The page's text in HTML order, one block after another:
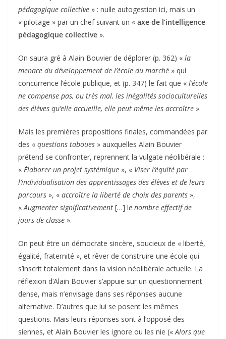
pédagogique collective » : nulle autogestion ici, mais un
« pilotage » par un chef suivant un « axe de l’intelligence
pédagogique collective ».
On saura gré à Alain Bouvier de déplorer (p. 362) « la
menace du développement de l’école du marché » qui
concurrence l’école publique, et (p. 347) le fait que « l’école
ne compense pas, ou très mal, les inégalités socioculturelles
des élèves qu’elle accueille, elle peut même les accroître ».
Mais les premières propositions finales, commandées par
des « questions taboues » auxquelles Alain Bouvier
prétend se confronter, reprennent la vulgate néolibérale :
« Élaborer un projet systémique », « Viser l’équité par
l’individualisation des apprentissages des élèves et de leurs
parcours », « accroître la liberté de choix des parents »,
«Augmenter significativement […] le nombre effectif de
jours de classe ».
On peut être un démocrate sincère, soucieux de « liberté,
égalité, fraternité », et rêver de construire une école qui
s’inscrit totalement dans la vision néolibérale actuelle. La
réflexion d’Alain Bouvier s’appuie sur un questionnement
dense, mais n’envisage dans ses réponses aucune
alternative. D’autres que lui se posent les mêmes
questions. Mais leurs réponses sont à l’opposé des
siennes, et Alain Bouvier les ignore ou les nie («Alors que